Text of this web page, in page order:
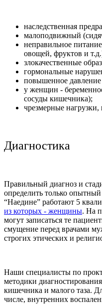
наследственная
малоподвижный
неправильное
овощей, фруктов и
злокачественные
гормональные
повышенное
у женщин -
сосуды кишечника);
чрезмерные нагрузки,
Диагностика
Правильный диагноз и
определить только опытный
“Наедине” работают 5
из которых - женщины. На
могут записаться те
смущение перед врачами
строгих этических и
Наши специалисты по
методики
кишечника и малого таза.
числе, внутренних